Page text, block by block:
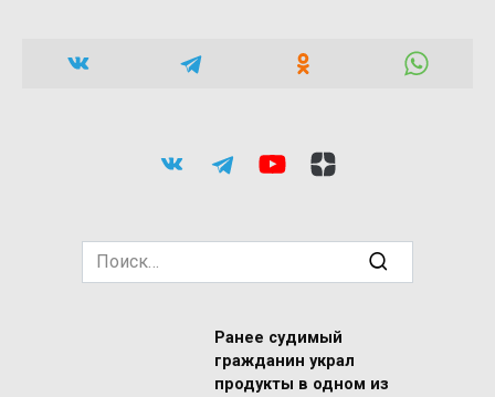
Search
for:
Ранее судимый
гражданин украл
продукты в одном из